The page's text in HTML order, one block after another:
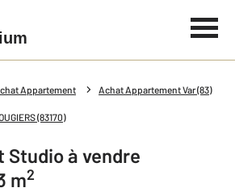
Appartement Achat Appartement Var (83)
(83170)
Studio à vendre
m2